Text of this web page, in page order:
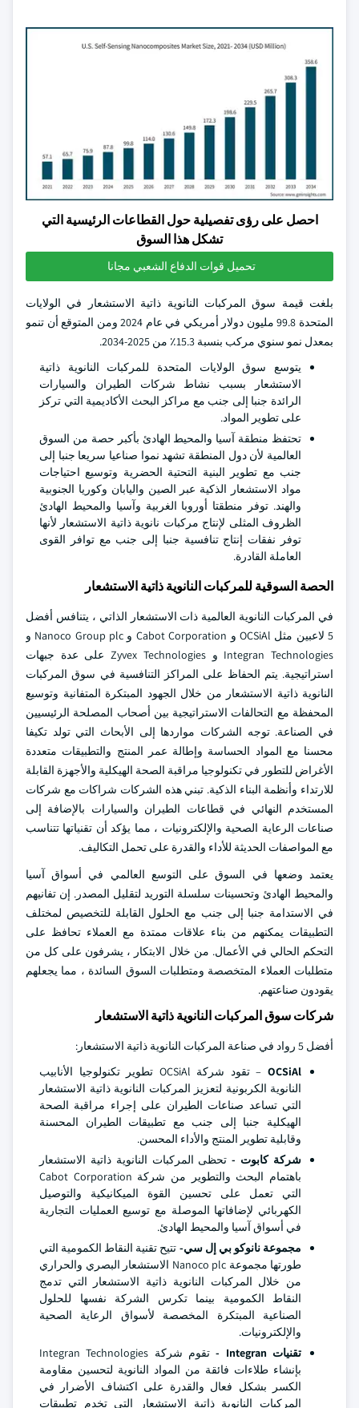
احصل على رؤى تفصيلية حول القطاعات الرئيسية التي
تشكل هذا السوق
تحميل قوات الدفاع الشعبي مجانا
بلغت قيمة سوق المركبات النانوية ذاتية الاستشعار في الولايات
المتحدة 99.8 مليون دولار أمريكي في عام 2024 ومن المتوقع أن تنمو
بمعدل نمو سنوي مركب بنسبة 15.3٪ من 2025-2034.
يتوسع سوق الولايات المتحدة للمركبات النانوية ذاتية
الاستشعار بسبب نشاط شركات الطيران والسيارات
الرائدة جنبا إلى جنب مع مراكز البحث الأكاديمية التي تركز
على تطوير المواد.
تحتفظ منطقة آسيا والمحيط الهادئ بأكبر حصة من السوق
العالمية لأن دول المنطقة تشهد نموا صناعيا سريعا جنبا إلى
جنب مع تطوير البنية التحتية الحضرية وتوسيع احتياجات
مواد الاستشعار الذكية عبر الصين واليابان وكوريا الجنوبية
والهند. توفر منطقتا أوروبا الغربية وآسيا والمحيط الهادئ
الظروف المثلى لإنتاج مركبات نانوية ذاتية الاستشعار لأنها
توفر نفقات إنتاج تنافسية جنبا إلى جنب مع توافر القوى
العاملة القادرة.
الحصة السوقية للمركبات النانوية ذاتية الاستشعار
في المركبات النانوية العالمية ذات الاستشعار الذاتي ، يتنافس أفضل
5 لاعبين مثل OCSiAl و Cabot Corporation و Nanoco Group plc و
Integran Technologies و Zyvex Technologies على عدة جبهات
استراتيجية. يتم الحفاظ على المراكز التنافسية في سوق المركبات
النانوية ذاتية الاستشعار من خلال الجهود المبتكرة المتفانية وتوسيع
المحفظة مع التحالفات الاستراتيجية بين أصحاب المصلحة الرئيسيين
في الصناعة. توجه الشركات مواردها إلى الأبحاث التي تولد تكيفا
محسنا مع المواد الحساسة وإطالة عمر المنتج والتطبيقات متعددة
الأغراض للتطور في تكنولوجيا مراقبة الصحة الهيكلية والأجهزة القابلة
للارتداء وأنظمة البناء الذكية. تبني هذه الشركات شراكات مع شركات
المستخدم النهائي في قطاعات الطيران والسيارات بالإضافة إلى
صناعات الرعاية الصحية والإلكترونيات ، مما يؤكد أن تقنياتها تتناسب
مع المواصفات الحديثة للأداء والقدرة على تحمل التكاليف.
يعتمد وضعها في السوق على التوسع العالمي في أسواق آسيا
والمحيط الهادئ وتحسينات سلسلة التوريد لتقليل المصدر. إن تفانيهم
في الاستدامة جنبا إلى جنب مع الحلول القابلة للتخصيص لمختلف
التطبيقات يمكنهم من بناء علاقات ممتدة مع العملاء تحافظ على
التحكم الحالي في الأعمال. من خلال الابتكار ، يشرفون على كل من
متطلبات العملاء المتخصصة ومتطلبات السوق السائدة ، مما يجعلهم
يقودون صناعتهم.
شركات سوق المركبات النانوية ذاتية الاستشعار
أفضل 5 رواد في صناعة المركبات النانوية ذاتية الاستشعار:
OCSiAl
– تقود شركة OCSiAl تطوير تكنولوجيا الأنابيب
النانوية الكربونية لتعزيز المركبات النانوية ذاتية الاستشعار
التي تساعد صناعات الطيران على إجراء مراقبة الصحة
الهيكلية جنبا إلى جنب مع تطبيقات الطيران المحسنة
وقابلية تطوير المنتج والأداء المحسن.
شركة كابوت -تحظى المركبات النانوية ذاتية الاستشعار
باهتمام البحث والتطوير من شركة Cabot Corporation
التي تعمل على تحسين القوة الميكانيكية والتوصيل
الكهربائي لإضافاتها الموصلة مع توسيع العمليات التجارية
في أسواق آسيا والمحيط الهادئ.
مجموعة نانوكو بي إل سي- تتيح تقنية النقاط الكمومية التي
طورتها مجموعة Nanoco plc الاستشعار البصري والحراري
من خلال المركبات النانوية ذاتية الاستشعار التي تدمج
النقاط الكمومية بينما تكرس الشركة نفسها للحلول
الصناعية المبتكرة المخصصة لأسواق الرعاية الصحية
والإلكترونيات.
تقنيات Integran -
تقوم شركة Integran Technologies
بإنشاء طلاءات فائقة من المواد النانوية لتحسين مقاومة
الكسر بشكل فعال والقدرة على اكتشاف الأضرار في
المركبات النانوية ذاتية الاستشعار التي تخدم تطبيقات